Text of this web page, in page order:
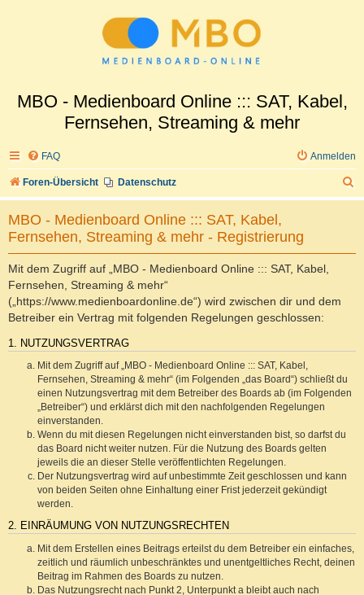
MBO - Medienboard Online ::: SAT, Kabel,
Fernsehen, Streaming & mehr
FAQ Anmelden
Foren-Übersicht Datenschutz
u
MBO - Medienboard Online ::: SAT, Kabel,
Fernsehen, Streaming & mehr - Registrierung
Mit dem Zugriff auf „MBO - Medienboard Online ::: SAT, Kabel,
Fernsehen, Streaming & mehr“
(„https://www.medienboardonline.de“) wird zwischen dir und dem
Betreiber ein Vertrag mit folgenden Regelungen geschlossen:
1. NUTZUNGSVERTRAG
Mit dem Zugriff auf „MBO - Medienboard Online ::: SAT, Kabel,
Fernsehen, Streaming & mehr“ (im Folgenden „das Board“) schließt du
einen Nutzungsvertrag mit dem Betreiber des Boards ab (im Folgenden
„Betreiber“) und erklärst dich mit den nachfolgenden Regelungen
einverstanden.
Wenn du mit diesen Regelungen nicht einverstanden bist, so darfst du
das Board nicht weiter nutzen. Für die Nutzung des Boards gelten
jeweils die an dieser Stelle veröffentlichten Regelungen.
Der Nutzungsvertrag wird auf unbestimmte Zeit geschlossen und kann
von beiden Seiten ohne Einhaltung einer Frist jederzeit gekündigt
werden.
2. EINRÄUMUNG VON NUTZUNGSRECHTEN
Mit dem Erstellen eines Beitrags erteilst du dem Betreiber ein einfaches,
zeitlich und räumlich unbeschränktes und unentgeltliches Recht, deinen
Beitrag im Rahmen des Boards zu nutzen.
Das Nutzungsrecht nach Punkt 2, Unterpunkt a bleibt auch nach